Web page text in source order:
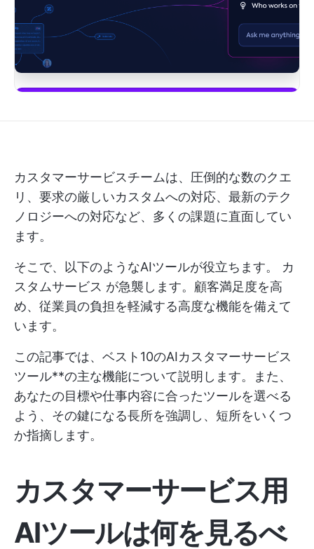
カスタマーサービスチームは、圧倒的な数のクエ
リ、要求の厳しいカスタムへの対応、最新のテク
ノロジーへの対応など、多くの課題に直面してい
ます。
そこで、以下のようなAIツールが役立ちます。 カ
スタムサービス が急襲します。顧客満足度を高
め、従業員の負担を軽減する高度な機能を備えて
います。
この記事では、ベスト10のAIカスタマーサービス
ツール**の主な機能について説明します。また、
あなたの目標や仕事内容に合ったツールを選べる
よう、その鍵になる長所を強調し、短所をいくつ
か指摘します。
カスタマーサービス用
AIツールは何を見るべ